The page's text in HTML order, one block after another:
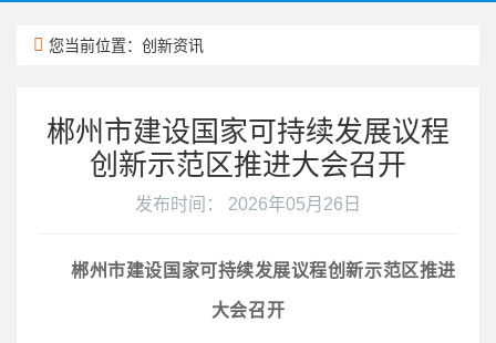
您当前位置：创新资讯
郴州市建设国家可持续发展议程
创新示范区推进大会召开
发布时间： 2026年05月26日
郴州市建设国家可持续发展议程创新示范区推进
大会召开